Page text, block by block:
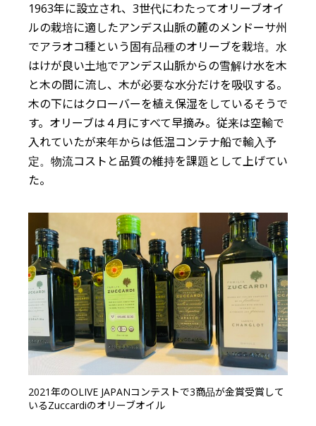
1963年に設立され、3世代にわたってオリーブオイ
ルの栽培に適したアンデス山脈の麓のメンドーサ州
でアラオコ種という固有品種のオリーブを栽培。水
はけが良い土地でアンデス山脈からの雪解け水を木
と木の間に流し、木が必要な水分だけを吸収する。
木の下にはクローバーを植え保湿をしているそうで
す。オリーブは４月にすべて早摘み。従来は空輸で
入れていたが来年からは低温コンテナ船で輸入予
定。物流コストと品質の維持を課題として上げてい
た。
2021年のOLIVE JAPANコンテストで3商品が金賞受賞して
いるZuccardiのオリーブオイル